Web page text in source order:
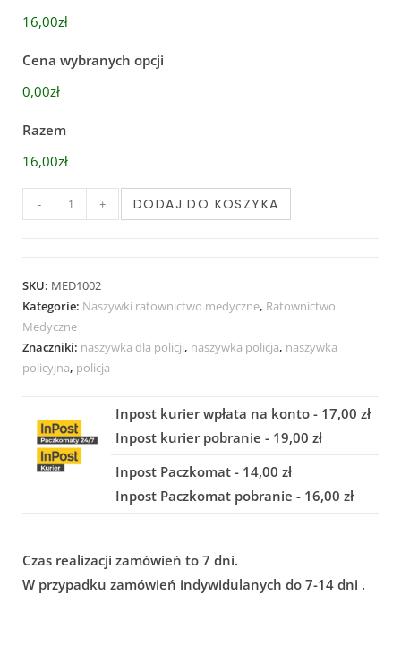
16,00zł
Cena wybranych opcji
0,00zł
Razem
16,00zł
- + DODAJ DO KOSZYKA
SKU: MED1002
Kategorie: Naszywki ratownictwo medyczne, Ratownictwo
Medyczne
Znaczniki: naszywka dla policji, naszywka policja, naszywka
policyjna, policja
Inpost kurier wpłata na konto - 17,00 zł
Inpost kurier pobranie - 19,00 zł
Inpost Paczkomat - 14,00 zł
Inpost Paczkomat pobranie - 16,00 zł
Czas realizacji zamówień to 7 dni.
W przypadku zamówień indywidulanych do 7-14 dni .